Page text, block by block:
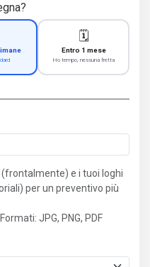
🗓️
Entro 1 mese
Ho tempo, nessuna fretta
e i tuoi loghi
per un preventivo più
JPG, PNG, PDF